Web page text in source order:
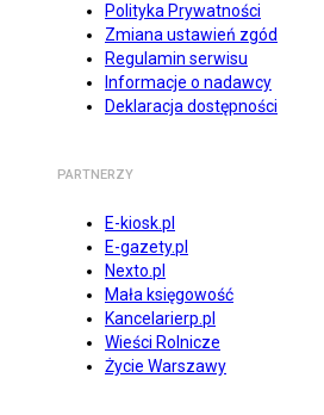
Polityka Prywatności
Zmiana ustawień zgód
Regulamin serwisu
Informacje o nadawcy
Deklaracja dostępności
PARTNERZY
E-kiosk.pl
E-gazety.pl
Nexto.pl
Mała księgowość
Kancelarierp.pl
Wieści Rolnicze
Życie Warszawy